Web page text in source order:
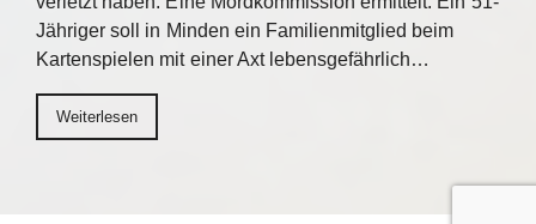
Jähriger soll in Minden ein Familienmitglied beim
Kartenspielen mit einer Axt lebensgefährlich…
Weiterlesen